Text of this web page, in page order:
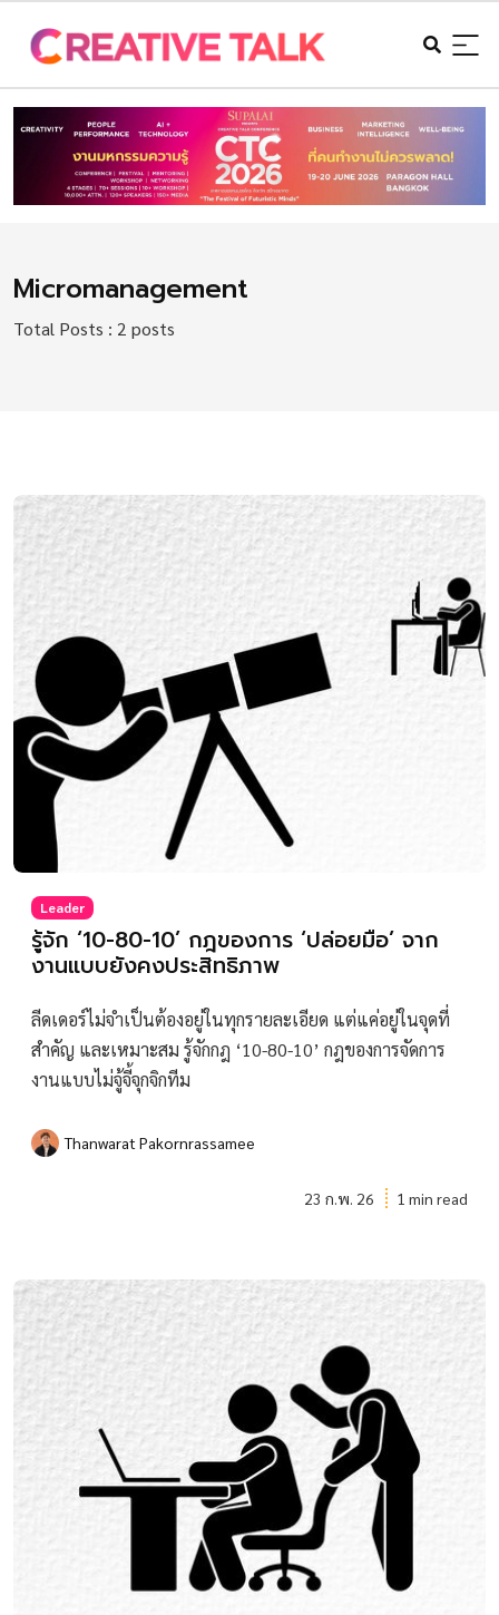
Micromanagement
Total Posts : 2 posts
Leader
รู้จัก ‘10-80-10’ กฎของการ ‘ปล่อยมือ’ จาก
งานแบบยังคงประสิทธิภาพ
ลีดเดอร์ไม่จำเป็นต้องอยู่ในทุกรายละเอียด แต่แค่อยู่ในจุดที่
สำคัญ และเหมาะสม รู้จักกฎ ‘10-80-10’ กฎของการจัดการ
งานแบบไม่จู้จี้จุกจิกทีม
Thanwarat Pakornrassamee
23 ก.พ. 26 1 min read